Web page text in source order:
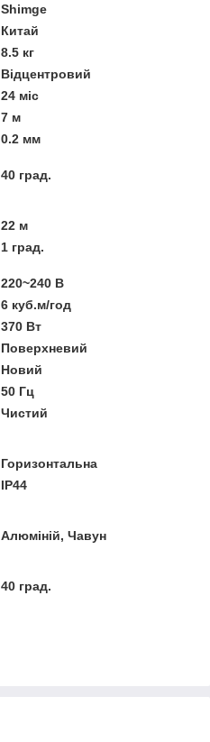
Shimge
Китай
8.5 кг
Відцентровий
24 міс
7 м
0.2 мм
40 град.
22 м
1 град.
220~240 В
6 куб.м/год
370 Вт
Поверхневий
Новий
50 Гц
Чистий
Горизонтальна
IP44
Алюміній, Чавун
40 град.